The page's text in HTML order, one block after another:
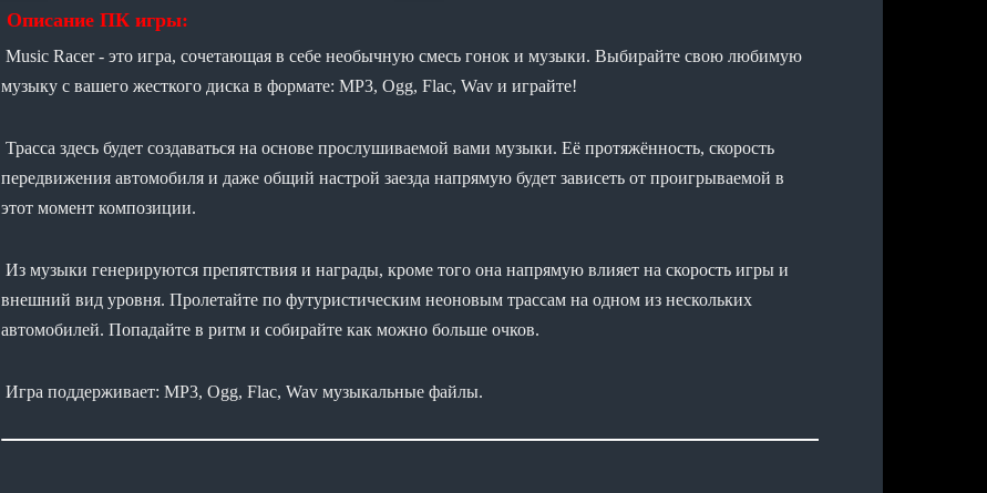
Описание ПК игры:
Music Racer - это игра, сочетающая в себе необычную смесь гонок и музыки. Выбирайте свою любимую
музыку с вашего жесткого диска в формате: MP3, Ogg, Flac, Wav и играйте!
Трасса здесь будет создаваться на основе прослушиваемой вами музыки. Её протяжённость, скорость
передвижения автомобиля и даже общий настрой заезда напрямую будет зависеть от проигрываемой в
этот момент композиции.
Из музыки генерируются препятствия и награды, кроме того она напрямую влияет на скорость игры и
внешний вид уровня. Пролетайте по футуристическим неоновым трассам на одном из нескольких
автомобилей. Попадайте в ритм и собирайте как можно больше очков.
Игра поддерживает: MP3, Ogg, Flac, Wav музыкальные файлы.